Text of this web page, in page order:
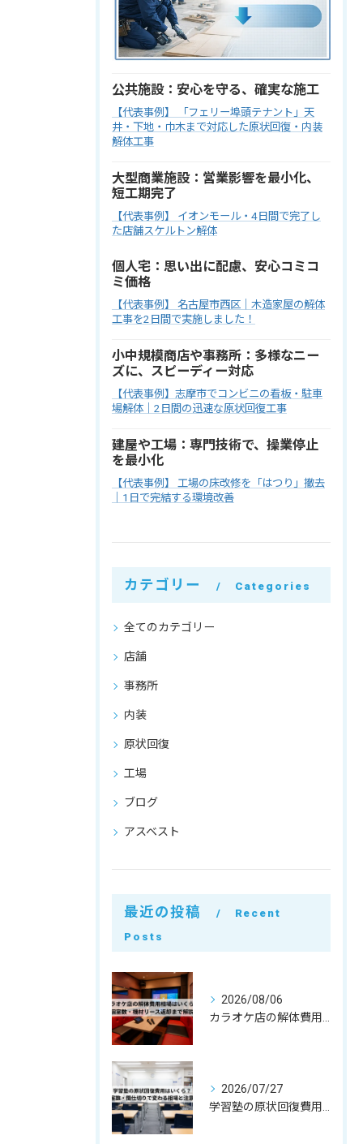
公共施設：安心を守る、確実な施工
【代表事例】 「フェリー埠頭テナント」天
井・下地・巾木まで対応した原状回復・内装
解体工事
大型商業施設：営業影響を最小化、
短工期完了
【代表事例】 イオンモール・4日間で完了し
た店舗スケルトン解体
個人宅：思い出に配慮、安心コミコ
ミ価格
【代表事例】 名古屋市西区｜木造家屋の解体
工事を2日間で実施しました！
小中規模商店や事務所：多様なニー
ズに、スピーディー対応
【代表事例】志摩市でコンビニの看板・駐車
場解体｜2日間の迅速な原状回復工事
建屋や工場：専門技術で、操業停止
を最小化
【代表事例】 工場の床改修を「はつり」撤去
｜1日で完結する環境改善
カテゴリー Categories
全てのカテゴリー
店舗
事務所
内装
原状回復
工場
ブログ
アスベスト
最近の投稿
Recent
Posts
2026/08/06
2026/07/27